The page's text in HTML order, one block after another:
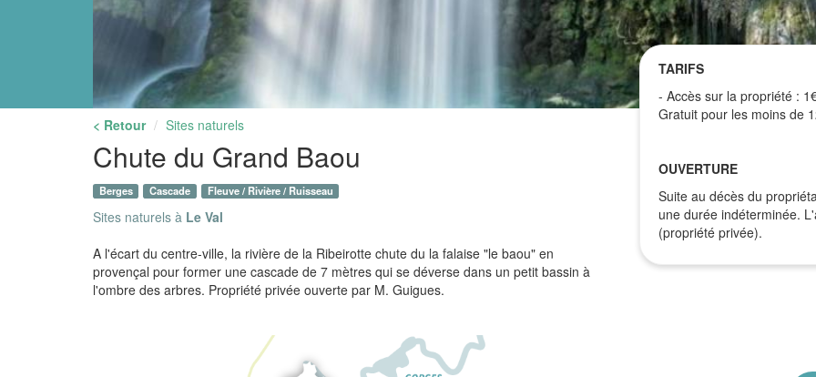
< Retour Sites naturels
Chute du Grand Baou
Berges Cascade Fleuve / Rivière / Ruisseau
Sites naturels à Le Val
A l'écart du centre-ville, la rivière de la Ribeirotte chute du la falaise "le baou" en
provençal pour former une cascade de 7 mètres qui se déverse dans un petit bassin à
l'ombre des arbres. Propriété privée ouverte par M. Guigues.
TARIFS
- Accès sur la propriété :
Gratuit pour les moins de
OUVERTURE
Suite au décès du
une durée indéterminée.
(propriété privée).